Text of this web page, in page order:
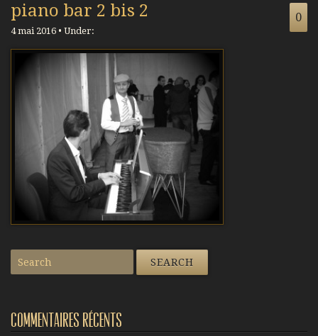
piano bar 2 bis 2
4 mai 2016 • Under:
0
Commentaires récents